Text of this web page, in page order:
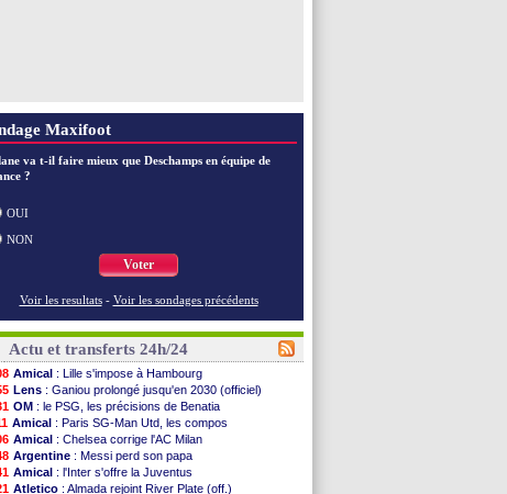
Maxifoot
va t-il faire mieux que Deschamps en équipe de
?
OUI
NON
Voter
Voir les resultats - Voir les sondages précédents
Actu et transferts 24h/24
Amical : Lille s'impose à Hambourg
Lens : Ganiou prolongé jusqu'en 2030 (officiel)
OM : le PSG, les précisions de Benatia
Amical : Paris SG-Man Utd, les compos
Amical : Chelsea corrige l'AC Milan
Argentine : Messi perd son papa
Amical : l'Inter s'offre la Juventus
Atletico : Almada rejoint River Plate (off.)